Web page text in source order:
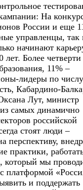
На
России и еще
управленцы, так
начинают
лет. Более четверти
11% –
лидеры по числу
Кабардино-
Лут, министр
самых динамично
российской
стоят люди –
перспективу,
практики,
который мы
платформой
и поддержать